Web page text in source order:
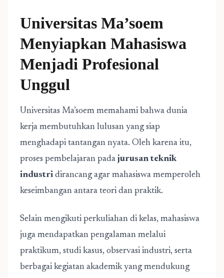
Universitas Ma’soem
Menyiapkan Mahasiswa
Menjadi Profesional
Unggul
Universitas Ma’soem memahami bahwa dunia
kerja membutuhkan lulusan yang siap
menghadapi tantangan nyata. Oleh karena itu,
proses pembelajaran pada jurusan teknik
industri dirancang agar mahasiswa memperoleh
keseimbangan antara teori dan praktik.
Selain mengikuti perkuliahan di kelas, mahasiswa
juga mendapatkan pengalaman melalui
praktikum, studi kasus, observasi industri, serta
berbagai kegiatan akademik yang mendukung